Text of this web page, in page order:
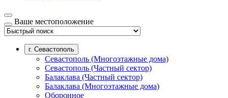
Ваше местоположение
г. Севастополь
Севастополь (Многоэтажные дома)
Севастополь (Частный сектор)
Балаклава (Частный сектор)
Балаклава (Многоэтажные дома)
Оборонное